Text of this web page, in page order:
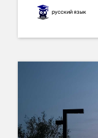
русский язык